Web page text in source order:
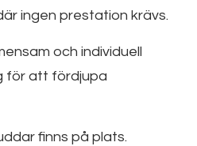
ingen prestation krävs.
och individuell
för att fördjupa
finns på plats.